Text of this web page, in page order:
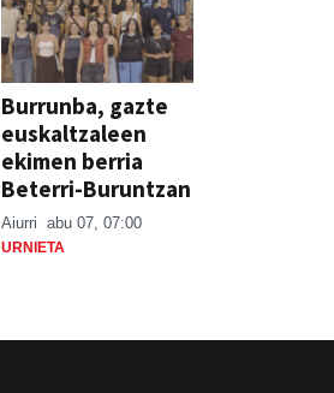
Burrunba, gazte
euskaltzaleen
ekimen berria
Beterri-Buruntzan
Aiurri abu 07, 07:00
URNIETA